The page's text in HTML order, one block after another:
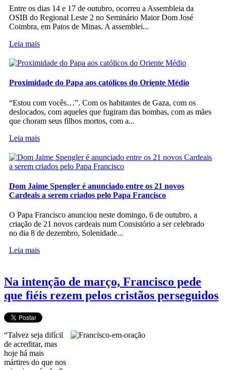
Entre os dias 14 e 17 de outubro, ocorreu a Assembleia da
OSIB do Regional Leste 2 no Seminário Maior Dom José
Coimbra, em Patos de Minas. A assemblei...
Leia mais
Proximidade do Papa aos católicos do Oriente Médio
“Estou com vocês…”. Com os habitantes de Gaza, com os
deslocados, com aqueles que fugiram das bombas, com as mães
que choram seus filhos mortos, com a...
Leia mais
Dom Jaime Spengler é anunciado entre os 21 novos
Cardeais a serem criados pelo Papa Francisco
O Papa Francisco anunciou neste domingo, 6 de outubro, a
criação de 21 novos cardeais num Consistório a ser celebrado
no dia 8 de dezembro, Solenidade...
Leia mais
Na intenção de março, Francisco pede
que fiéis rezem pelos cristãos perseguidos
“Talvez seja difícil
de acreditar, mas
hoje há mais
mártires do que nos